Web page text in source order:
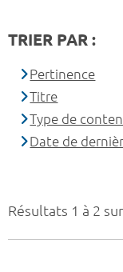
Résultats 1 à 2
TRIER PAR :
Pertinence
Titre
Type de
Date de